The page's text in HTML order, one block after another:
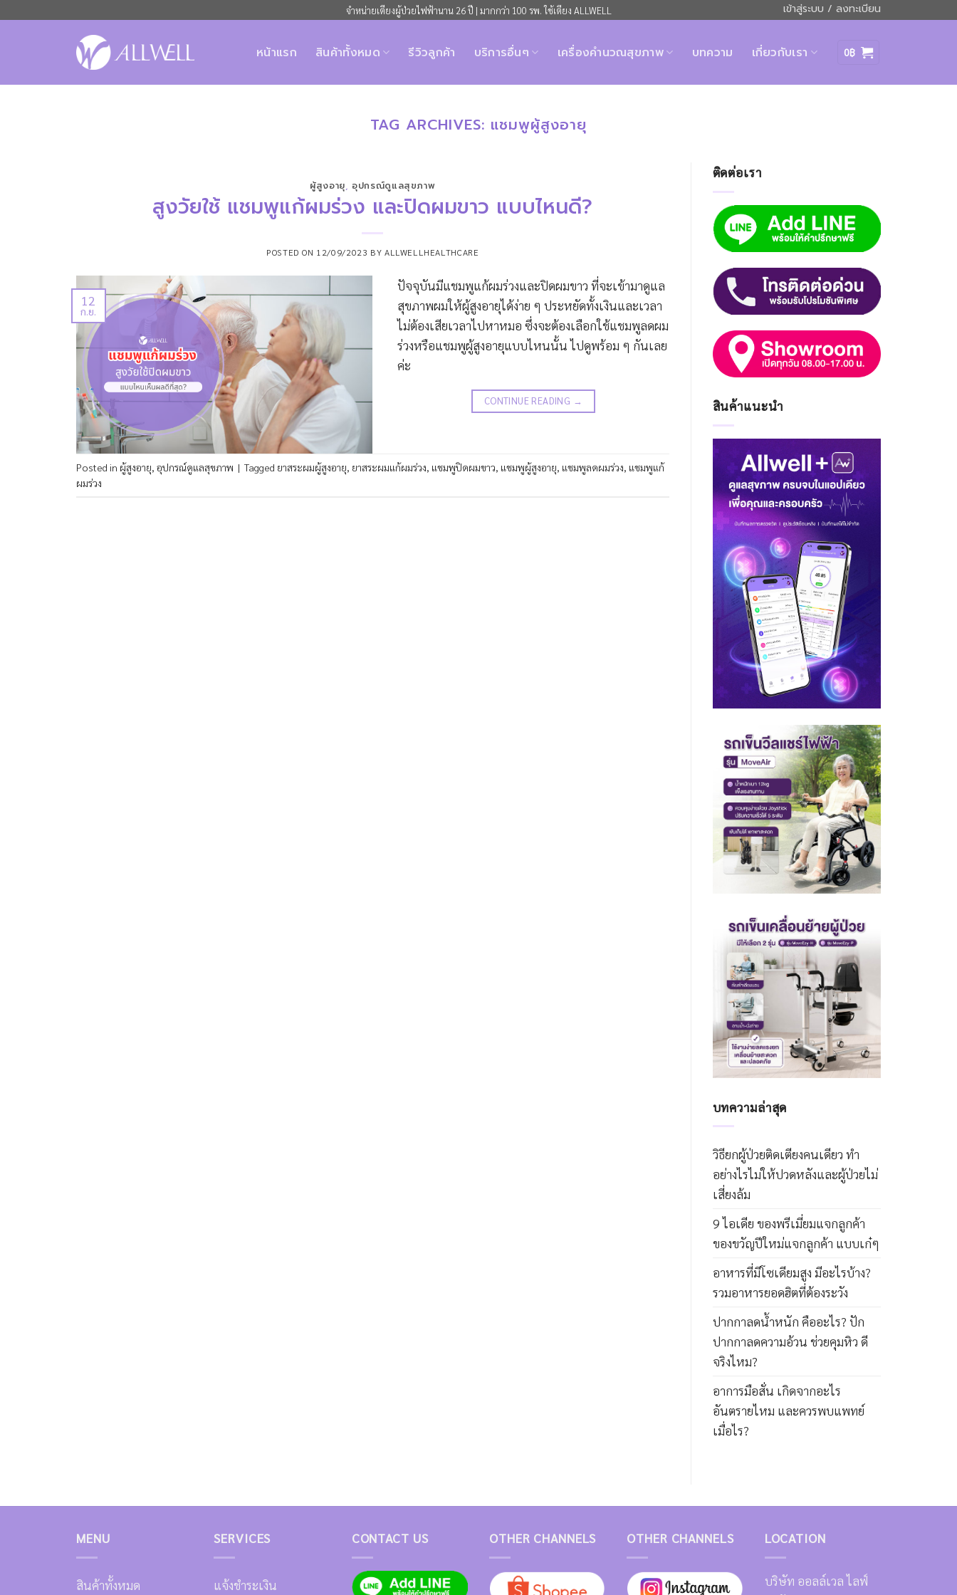
จำหน่ายเตียงผู้ป่วยไฟฟ้านาน 26 ปี | มากกว่า 100 รพ. ใช้เตียง ALLWELL เข้าสู่ระบบ / ลงทะเบียน
หน้าแรก สินค้าทั้งหมด รีวิวลูกค้า บริการอื่นๆ เครื่องคำนวณสุขภาพ บทความ เกี่ยวกับเรา 0฿
TAG ARCHIVES: แชมพูผู้สูงอายุ
ผู้สูงอายุ อุปกรณ์ดูแลสุขภาพ
สูงวัยใช้ แชมพูแก้ผมร่วง และปิดผมขาว แบบไหนดี?
POSTED ON 12/09/2023 BY ALLWELLHEALTHCARE
12
ก.ย.
ปัจจุบันมีแชมพูแก้ผมร่วงและปิดผมขาว ที่จะเข้ามาดูแล
สุขภาพผมให้ผู้สูงอายุได้ง่าย ๆ ประหยัดทั้งเงินและเวลา
ไม่ต้องเสียเวลาไปหาหมอ ซึ่งจะต้องเลือกใช้แชมพูลดผม
ร่วงหรือแชมพูผู้สูงอายุแบบไหนนั้น ไปดูพร้อม ๆ กันเลย
ค่ะ
CONTINUE READING →
Posted in ผู้สูงอายุ, อุปกรณ์ดูแลสุขภาพ | Tagged ยาสระผมผู้สูงอายุ, ยาสระผมแก้ผมร่วง, แชมพูปิดผมขาว, แชมพูผู้สูงอายุ, แชมพูลดผมร่วง, แชมพูแก้
ผมร่วง
ติดต่อเรา
สินค้าแนะนำ
บทความล่าสุด
วิธียกผู้ป่วยติดเตียงคนเดียว ทำ
อย่างไรไม่ให้ปวดหลังและผู้ป่วยไม่
เสี่ยงล้ม
9 ไอเดีย ของพรีเมี่ยมแจกลูกค้า
ของขวัญปีใหม่แจกลูกค้า แบบเก๋ๆ
อาหารที่มีโซเดียมสูง มีอะไรบ้าง?
รวมอาหารยอดฮิตที่ต้องระวัง
ปากกาลดน้ำหนัก คืออะไร? ปัก
ปากกาลดความอ้วน ช่วยคุมหิว ดี
จริงไหม?
อาการมือสั่น เกิดจากอะไร
อันตรายไหม และควรพบแพทย์
เมื่อไร?
MENU
สินค้าทั้งหมด
SERVICES
แจ้งชำระเงิน
CONTACT US OTHER CHANNELS OTHER CHANNELS LOCATION
บริษัท ออลล์เวล ไลฟ์